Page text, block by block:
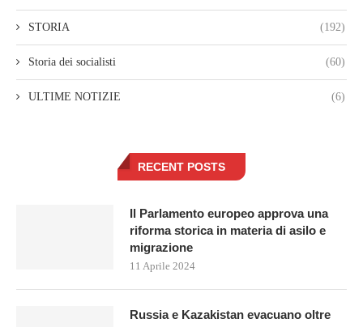
STORIA (192)
Storia dei socialisti (60)
ULTIME NOTIZIE (6)
RECENT POSTS
Il Parlamento europeo approva una
riforma storica in materia di asilo e
migrazione
11 Aprile 2024
Russia e Kazakistan evacuano oltre